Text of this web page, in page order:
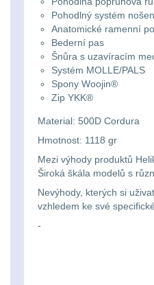
Pohodlný systém
Anatomické ramenní
Bederní pas
Šnůra s uzavíracím
Systém MOLLE/PALS
Spony Woojin®
Zip YKK®
Material: 500D Cordura
Hmotnost: 1118 gr
Mezi výhody produktů
Široká škála modelů s
Nevýhody, kterých si
vzhledem ke své
-